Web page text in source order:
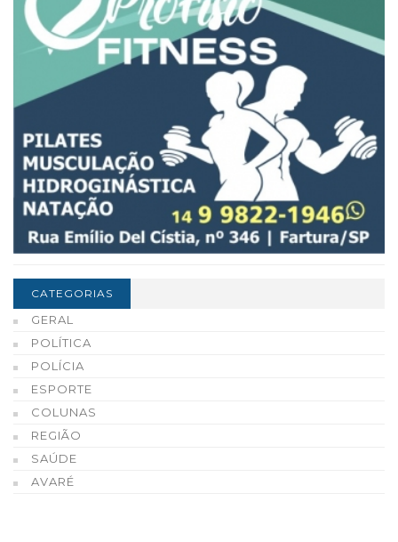
CATEGORIAS
GERAL
POLÍTICA
POLÍCIA
ESPORTE
COLUNAS
REGIÃO
SAÚDE
AVARÉ